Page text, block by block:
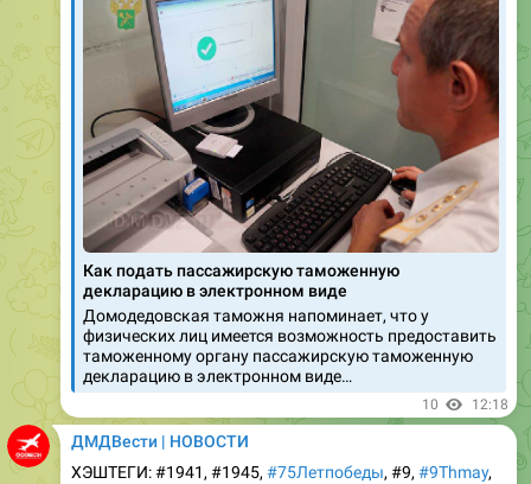
Как подать пассажирскую таможенную
декларацию в электронном виде
Домодедовская таможня напоминает, что у
физических лиц имеется возможность предоставить
таможенному органу пассажирскую таможенную
декларацию в электронном виде…
10 12:18
ДМДВести | НОВОСТИ
ХЭШТЕГИ: #1941, #1945,#75Летпобеды, #9,#9Thmay,
#9Мая,#9Мая1945,#9Мая2020
#May,#Militaryparade,#Parade,#Remember, #Salute,